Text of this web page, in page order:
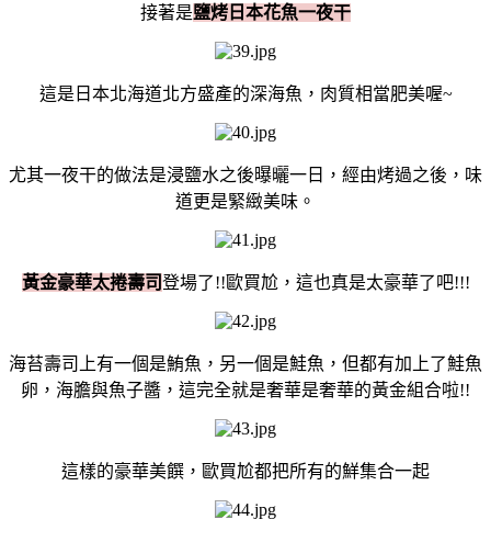
接著是鹽烤日本花魚一夜干
這是日本北海道北方盛產的深海魚，肉質相當肥美喔~
尤其一夜干的做法是浸鹽水之後曝曬一日，經由烤過之後，味
道更是緊緻美味。
黃金豪華太捲壽司登場了!!歐買尬，這也真是太豪華了吧!!!
海苔壽司上有一個是鮪魚，另一個是鮭魚，但都有加上了鮭魚
卵，海膽與魚子醬，這完全就是奢華是奢華的黃金組合啦!!
這樣的豪華美饌，歐買尬都把所有的鮮集合一起